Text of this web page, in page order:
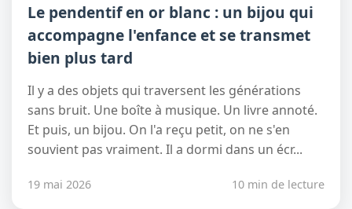
Le pendentif en or blanc : un bijou qui
accompagne l'enfance et se transmet
bien plus tard
Il y a des objets qui traversent les générations
sans bruit. Une boîte à musique. Un livre annoté.
Et puis, un bijou. On l'a reçu petit, on ne s'en
souvient pas vraiment. Il a dormi dans un écr...
19 mai 2026 10 min de lecture